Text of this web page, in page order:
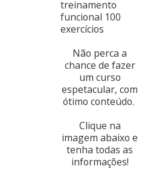
treinamento
funcional 100
exercícios
Não perca a
chance de fazer
um curso
espetacular, com
ótimo conteúdo.
Clique na
imagem abaixo e
tenha todas as
informações!